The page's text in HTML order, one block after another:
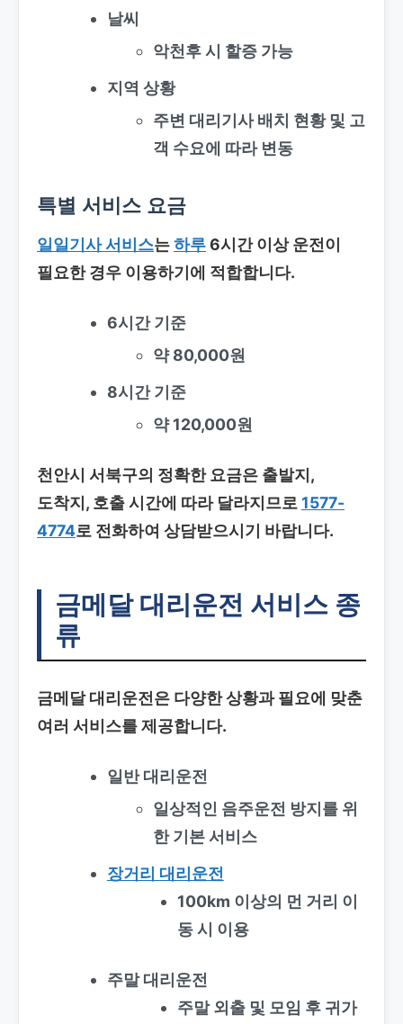
날씨
악천후 시 할증 가능
지역 상황
주변 대리기사 배치 현황 및 고
객 수요에 따라 변동
특별 서비스 요금
일일기사 서비스는하루6시간 이상 운전이
필요한 경우 이용하기에 적합합니다.
6시간 기준
약 80,000원
8시간 기준
약 120,000원
천안시 서북구의 정확한 요금은 출발지,
도착지, 호출 시간에 따라 달라지므로 1577-
4774로 전화하여 상담받으시기 바랍니다.
금메달 대리운전 서비스 종
류
금메달 대리운전은 다양한 상황과 필요에 맞춘
여러 서비스를 제공합니다.
일반 대리운전
일상적인 음주운전 방지를 위
한 기본 서비스
장거리 대리운전
100km 이상의 먼 거리 이
동 시 이용
주말 대리운전
주말 외출 및 모임 후 귀가